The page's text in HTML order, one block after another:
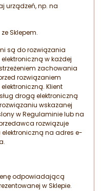
urządzeń, np. na
Sklepem.
są do rozwiązania
w każdej
zachowania
rozwiązaniem
Klient
drogą elektroniczną
wskazanej
w Regulaminie lub na
rozwiązuje
na adres e-
odpowiadającą
w Sklepie.